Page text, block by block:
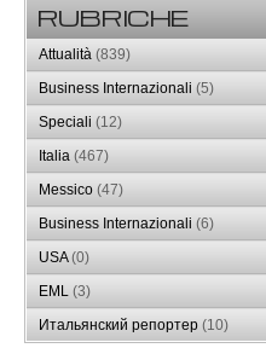
RUBRICHE
Attualità (839)
Business Internazionali (5)
Speciali (12)
Italia (467)
Messico (47)
Business Internazionali (6)
USA(0)
EML (3)
Итальянский репортер (10)